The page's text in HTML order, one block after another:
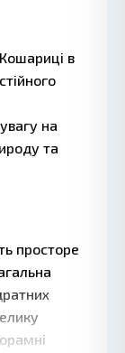
в
на
та
просторе